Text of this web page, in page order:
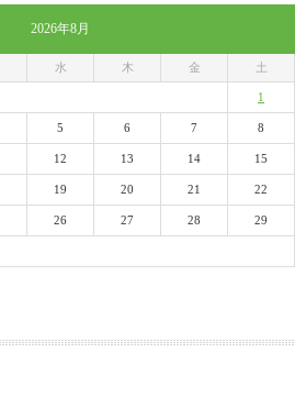
2026年8月
水 木 金 土
1
5 6 7 8
12 13 14 15
19 20 21 22
26 27 28 29